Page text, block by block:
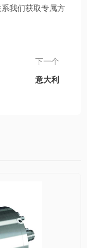
我们获取专属方
下一个
意大利